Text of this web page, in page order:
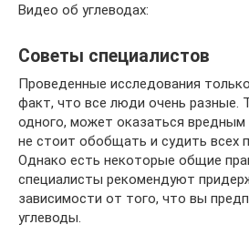
Видео об углеводах:
Советы специалистов
Проведенные исследования
факт, что все люди очень разные.
одного, может оказаться вредным
не стоит обобщать и судить всех
Однако есть некоторые общие
специалисты рекомендуют
зависимости от того, что вы
углеводы.